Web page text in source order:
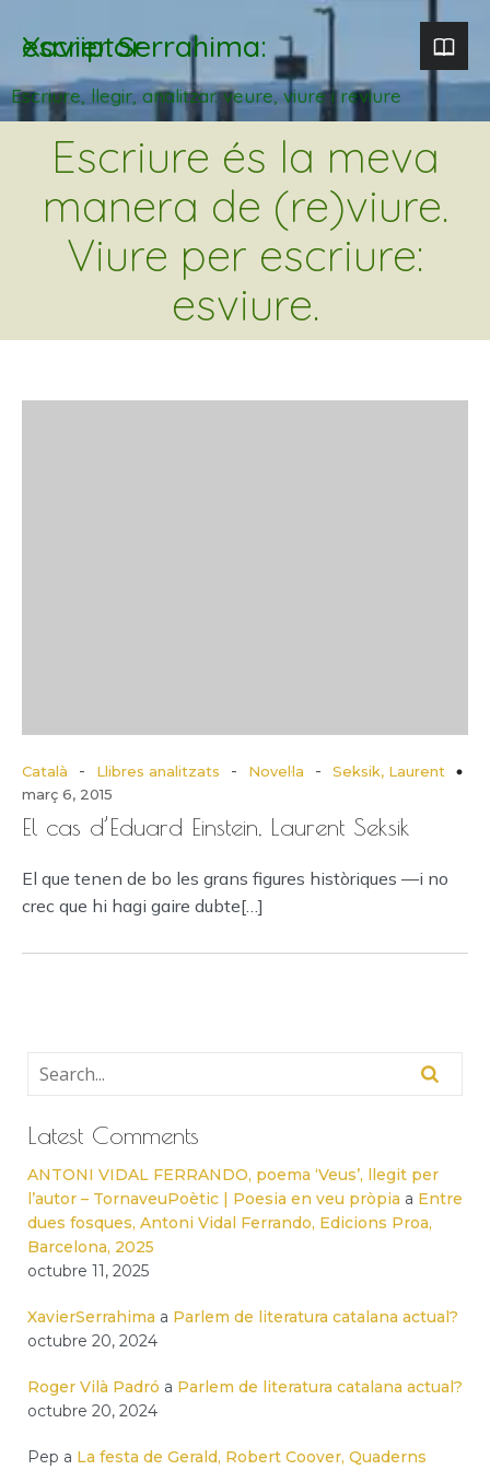
Xavier Serrahima: escriptor
Escriure, llegir, analitzar. veure, viure i reviure
Escriure és la meva
manera de (re)viure.
Viure per escriure:
esviure.
Català - Llibres analitzats - Novel·la -
Seksik, Laurent
març 6, 2015
El cas d’Eduard Einstein, Laurent Seksik
El que tenen de bo les grans figures històriques —i no
crec que hi hagi gaire dubte[…]
Latest Comments
ANTONI VIDAL FERRANDO, poema ‘Veus’, llegit per
l’autor – TornaveuPoètic | Poesia en veu pròpia a Entre
dues fosques, Antoni Vidal Ferrando, Edicions Proa,
Barcelona, 2025
octubre 11, 2025
XavierSerrahima a Parlem de literatura catalana actual?
octubre 20, 2024
Roger Vilà Padró a Parlem de literatura catalana actual?
octubre 20, 2024
Pep a La festa de Gerald, Robert Coover, Quaderns